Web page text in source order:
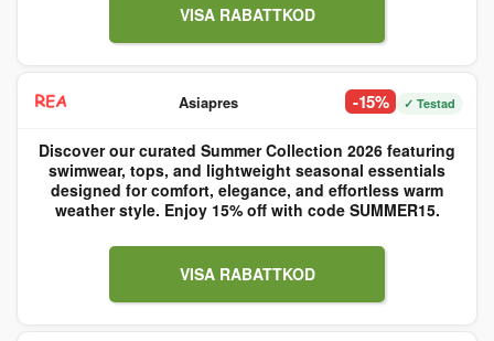
VISA RABATTKOD
Asiapres -15% ✓ Testad
Discover our curated Summer Collection 2026 featuring
swimwear, tops, and lightweight seasonal essentials
designed for comfort, elegance, and effortless warm
weather style. Enjoy 15% off with code SUMMER15.
VISA RABATTKOD